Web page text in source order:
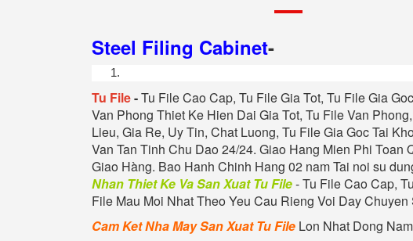
Steel Filing Cabinet-
Tu File-Tu File Cao Cap, Tu File Gia Tot, Tu File Gia
Van Phong Thiet Ke Hien Dai Gia Tot, Tu File Van
Lieu, Gia Re, Uy Tin, Chat Luong, Tu File Gia Goc Tai
Van Tan Tinh Chu Dao 24/24. Giao Hang Mien Phi
Giao Hàng. Bao Hanh Chinh Hang 02 nam Tai noi su
Nhan Thiet Ke Va San Xuat Tu File- Tu File Cao Cap,
File Mau Moi Nhat Theo Yeu Cau Rieng Voi Day
Cam Ket Nha May San Xuat Tu File Lon Nhat Dong